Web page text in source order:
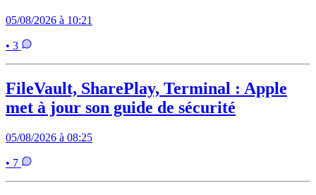
05/08/2026 à 10:21
• 3
FileVault, SharePlay, Terminal : Apple
met à jour son guide de sécurité
05/08/2026 à 08:25
• 7